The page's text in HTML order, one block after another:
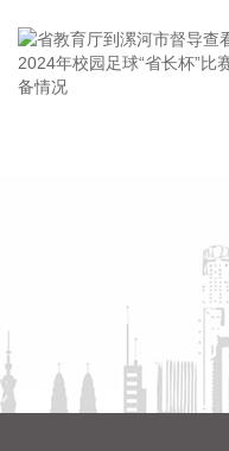
防总办公室主任、应急管
会商。 会商指出，近日
宇树科技：首次公开发
贤通信与英伟达不存在
清“光通信磷化铟”等相
不能应用于AI服务器及
销售收入仅占公司营收
能因市值被终止上市风
所属西曲矿停产。 宏昌